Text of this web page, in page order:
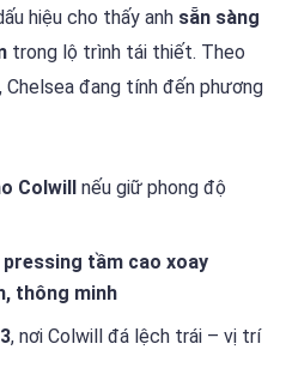
hiệu cho thấy anh sẵn sàng
trong lộ trình tái thiết. Theo
, Chelsea đang tính đến phương
Colwill
nếu giữ phong độ
tầm cao xoay
thông minh
, nơi Colwill đá lệch trái – vị trí